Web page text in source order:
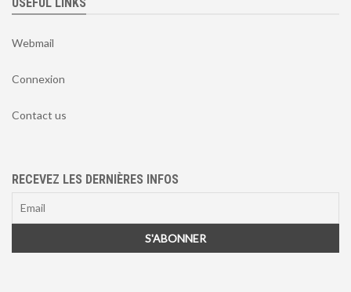
Webmail
Connexion
Contact us
RECEVEZ LES DERNIÈRES INFOS